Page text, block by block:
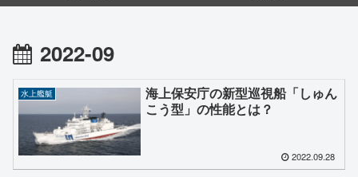
2022-09
水上艦艇
海上保安庁の新型巡視船「しゅん
こう型」の性能とは？
2022.09.28